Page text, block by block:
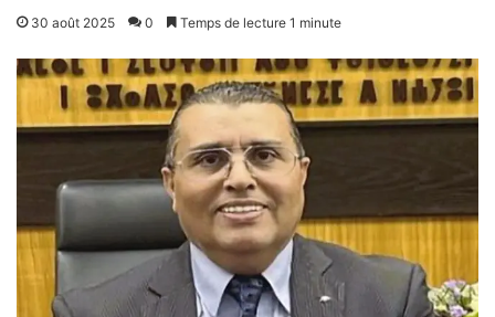
30 août 2025 0 Temps de lecture 1 minute